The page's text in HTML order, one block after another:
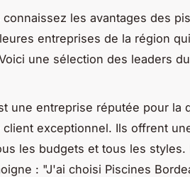
les avantages des
entreprises de la région
une sélection des leaders
une entreprise réputée pour la
exceptionnel. Ils offrent
les budgets et tous les styles.
: "J'ai choisi Piscines